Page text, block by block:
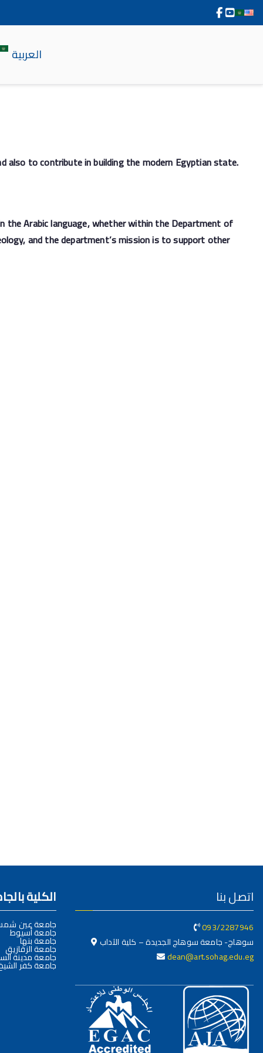
العربية
also to contribute in building the modern Egyptian state.
the Arabic language, whether within the Department of
and the department’s mission is to support other
الكلية
جامعة عين
جامعة أسيوط
جامعة بنها
جامعة الزقازيق
جامعة مدينة
جامعة كفر
اتصل بنا
093/2287946
سوهاج- جامعة سوهاج الجديدة – كلية الآداب
dean@art.sohag.edu.eg